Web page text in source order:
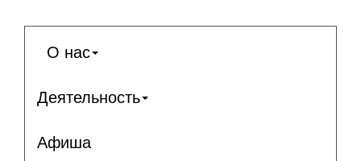
О нас
Деятельность
Афиша